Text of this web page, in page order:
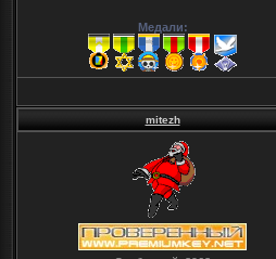
Медали:
mitezh